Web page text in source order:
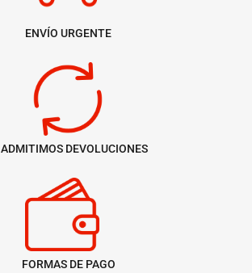
ENVÍO URGENTE
ADMITIMOS DEVOLUCIONES
FORMAS DE PAGO